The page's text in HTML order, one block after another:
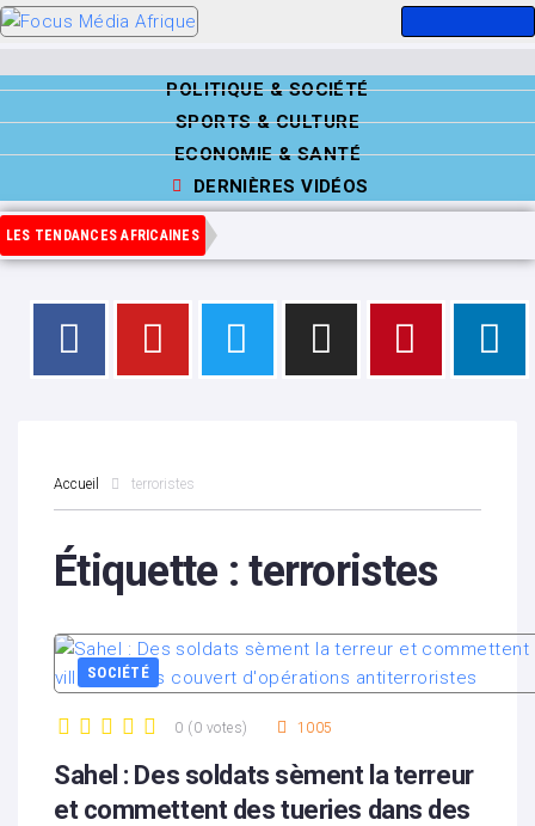
POLITIQUE & SOCIÉTÉ
SPORTS & CULTURE
ECONOMIE & SANTÉ
DERNIÈRES VIDÉOS
LES TENDANCES AFRICAINES
Accueil terroristes
Étiquette :terroristes
SOCIÉTÉ
0 ( 0 votes) 1005
Sahel : Des soldats sèment la terreur
et commettent des tueries dans des